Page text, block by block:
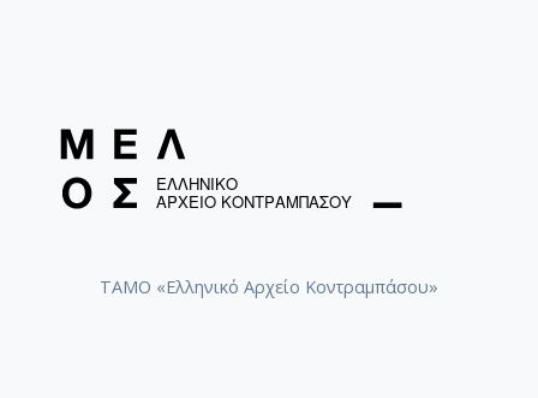
ΤΑΜΟ «Ελληνικό Αρχείο Κοντραμπάσου»